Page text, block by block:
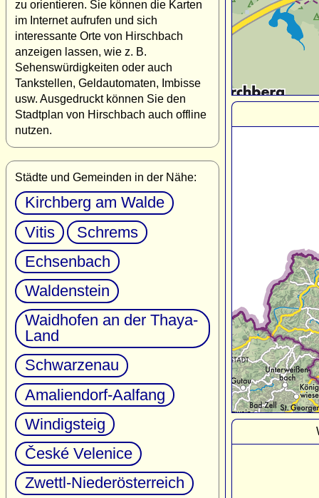
zu orientieren. Sie können die Karten
im Internet aufrufen und sich
interessante Orte von Hirschbach
anzeigen lassen, wie z. B.
Sehenswürdigkeiten oder auch
Tankstellen, Geldautomaten, Imbisse
usw. Ausgedruckt können Sie den
Stadtplan von Hirschbach auch offline
nutzen.
Städte und Gemeinden in der Nähe:
Kirchberg am Walde
Vitis
Schrems
Echsenbach
Waldenstein
Waidhofen an der Thaya-
Land
Schwarzenau
Amaliendorf-Aalfang
Windigsteig
České Velenice
Zwettl-Niederösterreich